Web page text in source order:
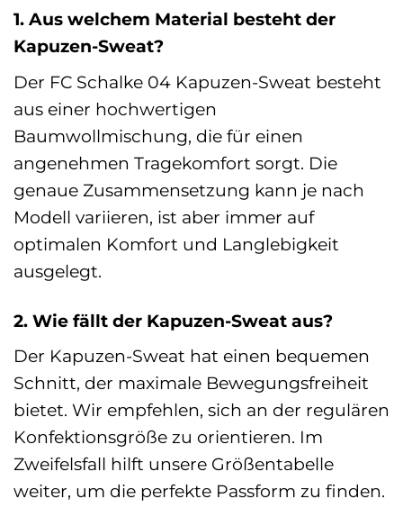
1. Aus welchem Material besteht der
Kapuzen-Sweat?
Der FC Schalke 04 Kapuzen-Sweat besteht
aus einer hochwertigen
Baumwollmischung, die für einen
angenehmen Tragekomfort sorgt. Die
genaue Zusammensetzung kann je nach
Modell variieren, ist aber immer auf
optimalen Komfort und Langlebigkeit
ausgelegt.
2. Wie fällt der Kapuzen-Sweat aus?
Der Kapuzen-Sweat hat einen bequemen
Schnitt, der maximale Bewegungsfreiheit
bietet. Wir empfehlen, sich an der regulären
Konfektionsgröße zu orientieren. Im
Zweifelsfall hilft unsere Größentabelle
weiter, um die perfekte Passform zu finden.